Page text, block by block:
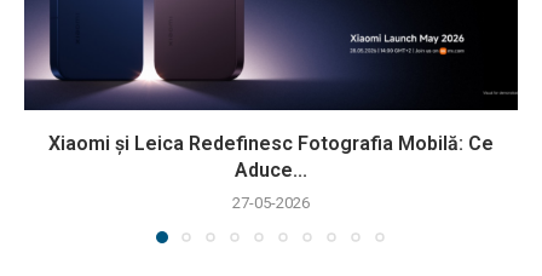
Xiaomi și Leica Redefinesc Fotografia Mobilă: Ce
Aduce...
27-05-2026